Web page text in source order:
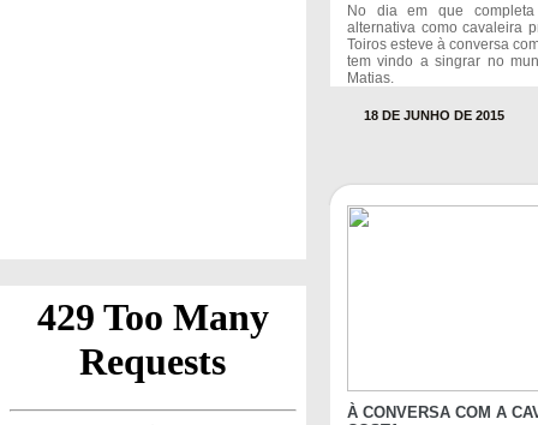
No dia em que
alternativa como cavaleira
Toiros esteve à conversa
tem vindo a singrar no
Matias.
18 DE JUNHO DE 2015
À CONVERSA COM A